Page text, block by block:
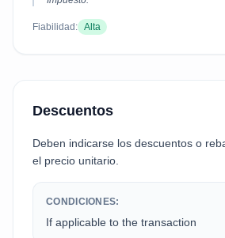
Fiabilidad: Alta
Descuentos
Deben indicarse los descuentos o
el precio unitario.
CONDICIONES:
If applicable to the transaction